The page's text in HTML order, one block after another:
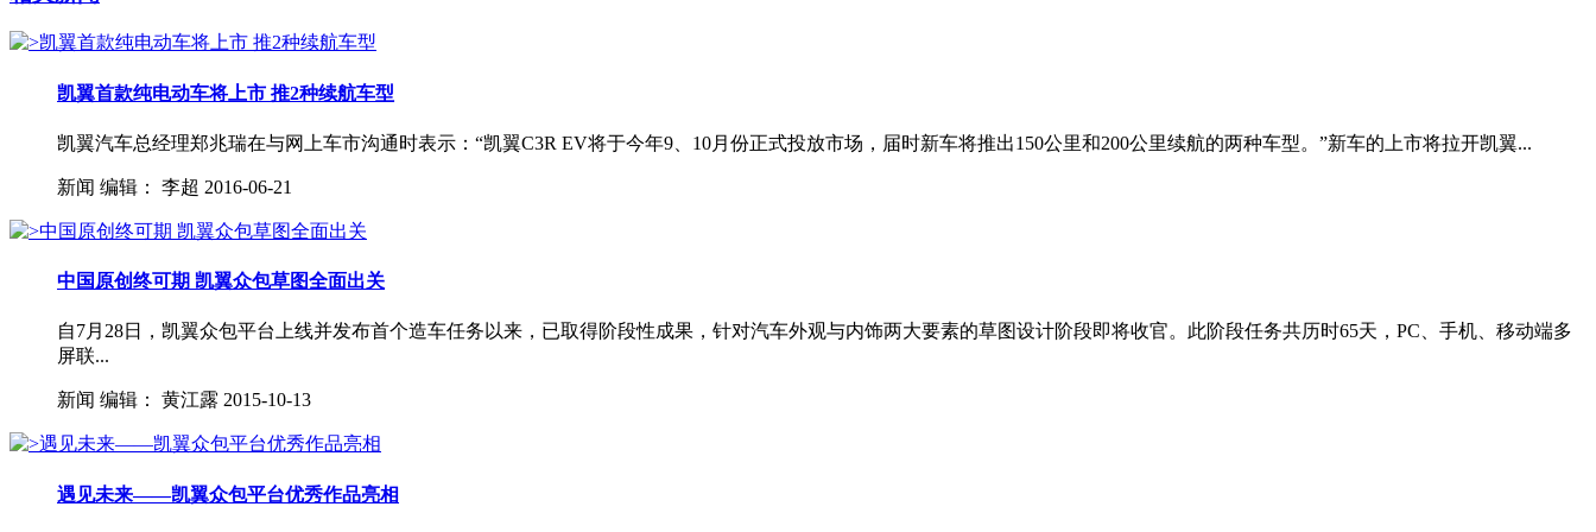
凯翼首款纯电动车将上市 推2种续航车型
凯翼汽车总经理郑兆瑞在与网上车市沟通时表示：“凯翼C3R EV将于今年9、10月份正式投放市场，届时新车将推出150公里和200公里续航的两种车型。”新车的上市将拉开凯翼...
新闻 编辑： 李超 2016-06-21
中国原创终可期 凯翼众包草图全面出关
自7月28日，凯翼众包平台上线并发布首个造车任务以来，已取得阶段性成果，针对汽车外观与内饰两大要素的草图设计阶段即将收官。此阶段任务共历时65天，PC、手机、移动端多
屏联...
新闻 编辑： 黄江露 2015-10-13
遇见未来——凯翼众包平台优秀作品亮相